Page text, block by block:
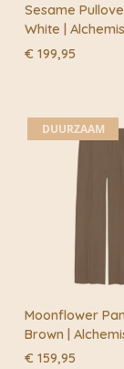
Sesame
White |
€ 199,95
DUURZAAM
Moonflower
Brown |
€ 159,95